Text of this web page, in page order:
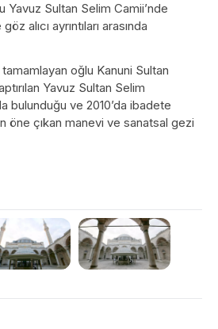
Yavuz Sultan Selim Camii’nde
alıcı ayrıntıları arasında
tamamlayan oğlu Kanuni Sultan
Yavuz Sultan Selim
bulunduğu ve 2010’da ibadete
öne çıkan manevi ve sanatsal gezi